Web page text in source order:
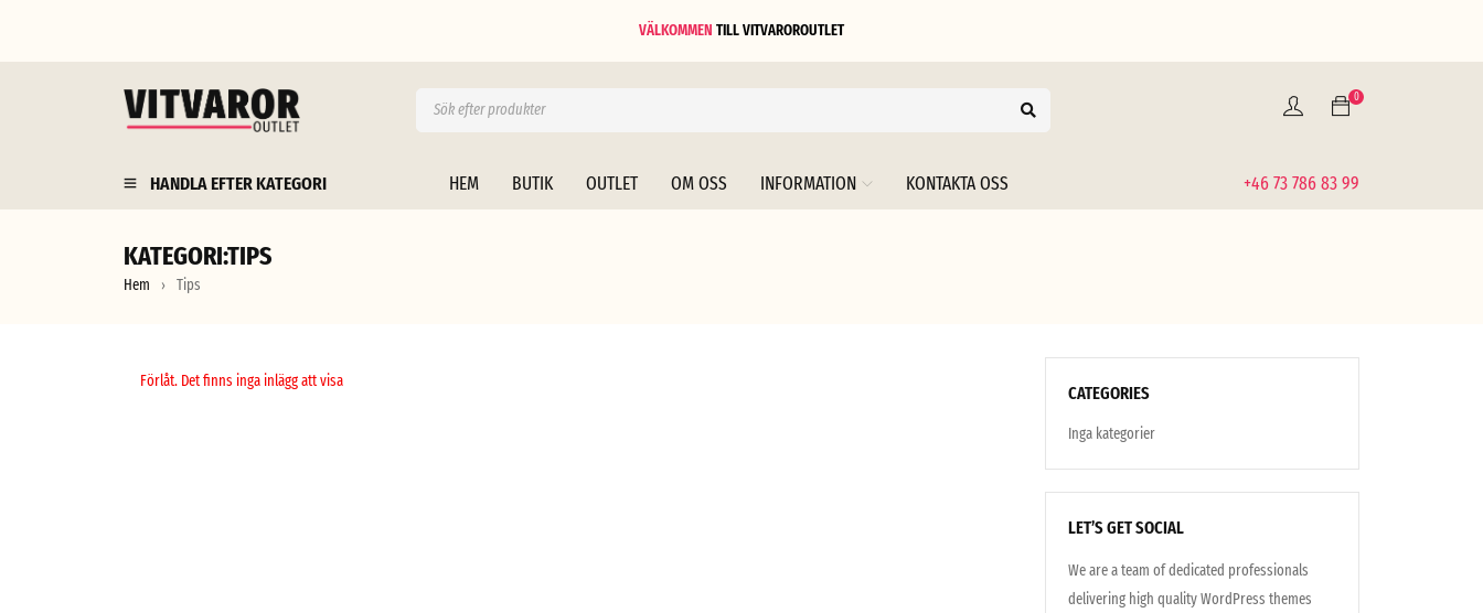
VÄLKOMMEN TILLVITVAROROUTLET
0
HANDLA EFTER KATEGORI HEM BUTIK OUTLET OM OSS INFORMATION KONTAKTA OSS +46 73 786 83 99
KATEGORI:TIPS
Hem › Tips
Förlåt. Det finns inga inlägg att visa
CATEGORIES
Inga kategorier
LET’S GET SOCIAL
We are a team of dedicated professionals
delivering high quality WordPress themes